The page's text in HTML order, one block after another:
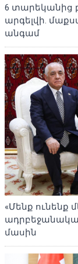
6 տարեկանից
արգելվի.
անգամ
«Մենք ունենք
մասին